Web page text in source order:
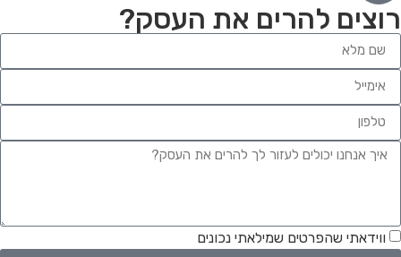
להרים את העסק?
ווידאתי שהפרטים שמילאתי נכונים